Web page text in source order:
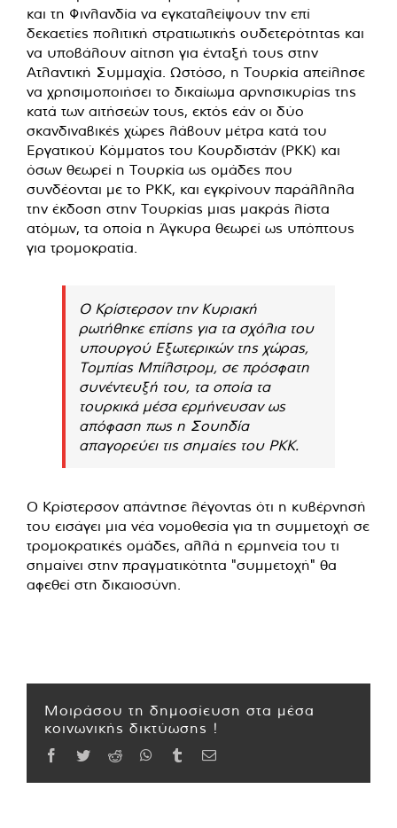
και τη Φινλανδία να εγκαταλείψουν την επί
δεκαετίες πολιτική στρατιωτικής ουδετερότητας και
να υποβάλουν αίτηση για ένταξή τους στην
Ατλαντική Συμμαχία. Ωστόσο, η Τουρκία απείλησε
να χρησιμοποιήσει το δικαίωμα αρνησικυρίας της
κατά των αιτήσεών τους, εκτός εάν οι δύο
σκανδιναβικές χώρες λάβουν μέτρα κατά του
Εργατικού Κόμματος του Κουρδιστάν (PKK) και
όσων θεωρεί η Τουρκία ως ομάδες που
συνδέονται με το PKK, και εγκρίνουν παράλληλα
την έκδοση στην Τουρκίας μιας μακράς λίστα
ατόμων, τα οποία η Άγκυρα θεωρεί ως υπόπτους
για τρομοκρατία.
Ο Κρίστερσον την Κυριακή
ρωτήθηκε επίσης για τα σχόλια του
υπουργού Εξωτερικών της χώρας,
Τομπίας Μπίλστρομ, σε πρόσφατη
συνέντευξή του, τα οποία τα
τουρκικά μέσα ερμήνευσαν ως
απόφαση πως η Σουηδία
απαγορεύει τις σημαίες του PKK.
Ο Κρίστερσον απάντησε λέγοντας ότι η κυβέρνησή
του εισάγει μια νέα νομοθεσία για τη συμμετοχή σε
τρομοκρατικές ομάδες, αλλά η ερμηνεία του τι
σημαίνει στην πραγματικότητα "συμμετοχή" θα
αφεθεί στη δικαιοσύνη.
Μοιράσου τη δημοσίευση στα μέσα
κοινωνικής δικτύωσης !
Facebook
TwitterReddit WhatsApp
TumblrEmail